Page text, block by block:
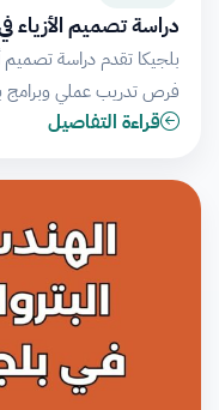
دراسة تصميم الأزياء
بلجيكا تقدم دراسة تصميم
فرص تدريب عملي وبرامج
قراءة التفاصيل